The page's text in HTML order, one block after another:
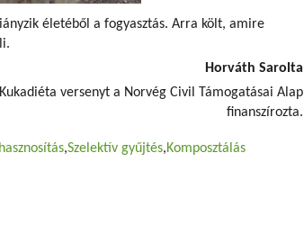
életéből a fogyasztás. Arra költ, amire
Horváth Sarolta
versenyt a Norvég Civil Támogatásai Alap
finanszírozta.
Szelektív gyűjtés Komposztálás